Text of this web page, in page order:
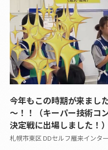
今年もこの時期が来まし
～！！（キーパー技術コ
決定戦に出場しました！）
札幌市東区 DDセルフ雁来インタ